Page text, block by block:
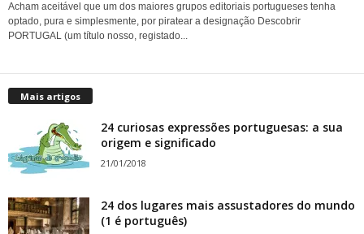
Acham aceitável que um dos maiores grupos editoriais portugueses tenha
optado, pura e simplesmente, por piratear a designação Descobrir
PORTUGAL (um título nosso, registado...
Mais artigos
24 curiosas expressões portuguesas: a sua
origem e significado
21/01/2018
24 dos lugares mais assustadores do mundo
(1 é português)